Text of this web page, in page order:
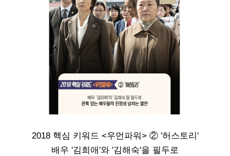
2018 핵심 키워드 <우먼파워> ② '허스토리'
배우 '김희애'와 '김해숙'을 필두로